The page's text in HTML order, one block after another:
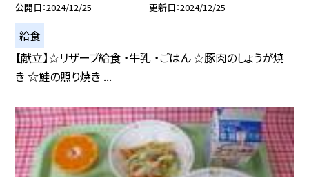
公開日 2024/12/25 更新日 2024/12/25
給食
【献立】☆リザーブ給食 ・牛乳 ・ごはん ☆豚肉のしょうが焼
き ☆鮭の照り焼き ...